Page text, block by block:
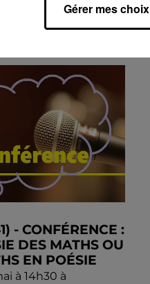
- CONFÉRENCE :
DES MATHS OU
EN POÉSIE
à 14h30 à
Gérer mes choix